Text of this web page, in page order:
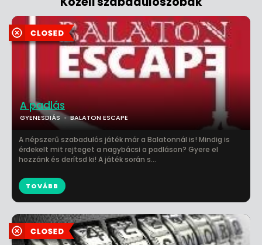
A padlás
GYENESDIÁS BALATON ESCAPE
A népszerű szabadulós játék már a Balatonnál is! Mindig is
érdekelt mit rejteget a nagybácsi a padláson? Gyere el
hozzánk és derítsd ki! A játék során s...
TOVÁBB